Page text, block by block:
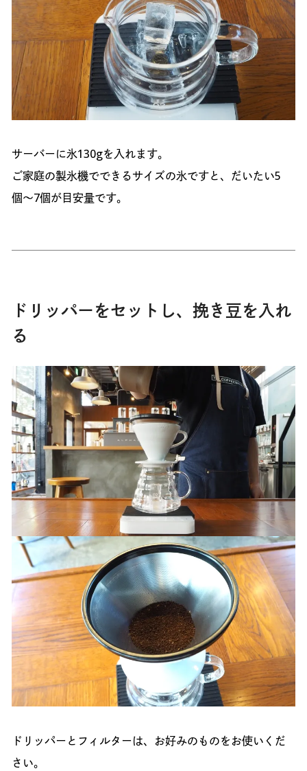
サーバーに氷130gを入れます。
ご家庭の製氷機でできるサイズの氷ですと、だいたい5
個〜7個が目安量です。
ドリッパーをセットし、挽き豆を入れ
る
ドリッパーとフィルターは、お好みのものをお使いくだ
さい。